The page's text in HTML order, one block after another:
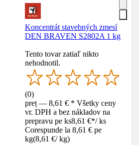
Koncentrát stavebných zmesí
DEN BRAVEN S2802A 1 kg
Tento tovar zatiaľ nikto
nehodnotil.
(0)
preț — 8,61 € * Všetky ceny
vr. DPH a bez nákladov na
prepravu pe ks8,61 €*/ ks
Corespunde la 8,61 € pe
kg(8,61 €/ kg)